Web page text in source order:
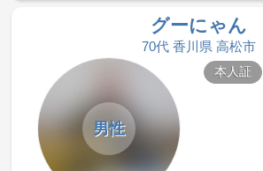
グーにゃん
70代 香川県 高松市
男性
本人証